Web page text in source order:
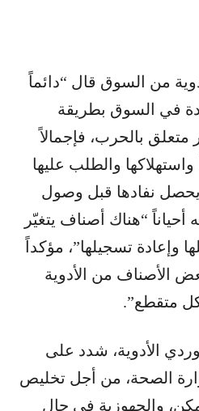
من السوق قال “دائماً
في السوق بطريقة
متعلق بالحرب، فإجمالاً
والطلب عليها
نفادها قبل وصول
أحياناً “هناك أصناف يتغيّر
تسجيلها”، مؤكداً
الأصناف من الأدوية
متقطع”.
الأدوية، شدد على
الصحة، من أجل تخليص
والجهوزية في حال